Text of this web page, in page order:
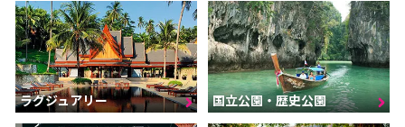
ラグジュアリー 国立公園・歴史公園